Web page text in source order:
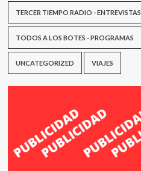
TERCER TIEMPO RADIO - ENTREVISTAS
TODOS A LOS BOTES - PROGRAMAS
UNCATEGORIZED VIAJES